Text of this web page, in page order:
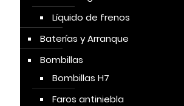
Líquido de frenos
Baterías y Arranque
Bombillas
Bombillas H7
Faros antiniebla